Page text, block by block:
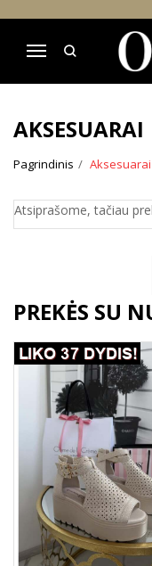
Navigacija
AKSESUARAI
Pagrindinis Aksesuarai
Atsiprašome, tačiau
PREKĖS SU